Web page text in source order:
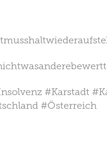
#Karstadt
#Österreich